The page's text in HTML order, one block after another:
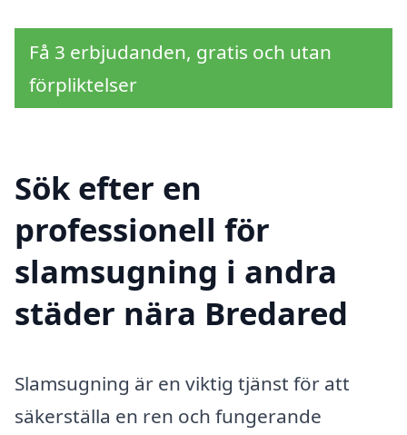
Få 3 erbjudanden, gratis och utan
förpliktelser
Sök efter en
professionell för
slamsugning i andra
städer nära Bredared
Slamsugning är en viktig tjänst för att
säkerställa en ren och fungerande